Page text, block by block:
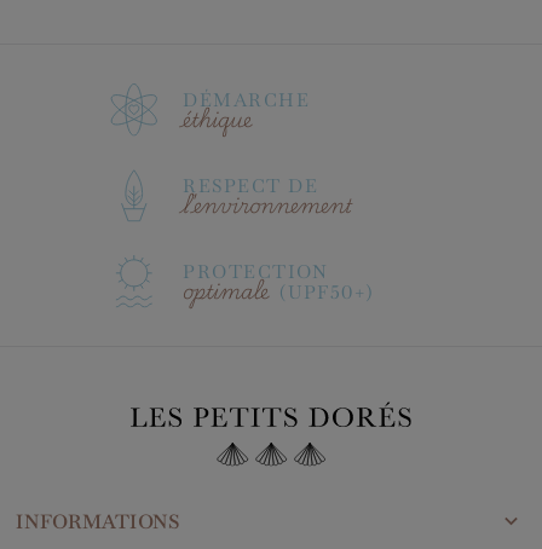
DÉMARCHE
éthique
RESPECT DE
l'environnement
PROTECTION
optimale (UPF50+)
INFORMATIONS
